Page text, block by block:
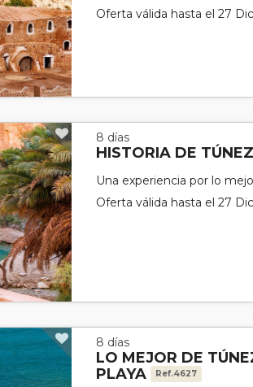
Oferta válida hasta el 27
8 días
HISTORIA DE
Una experiencia por lo
Oferta válida hasta el 27
8 días
LO MEJOR DE
PLAYA
Ref.4627